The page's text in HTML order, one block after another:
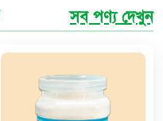
সব পণ্য দেখুন